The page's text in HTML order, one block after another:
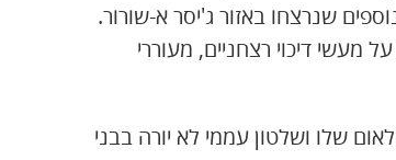
שנרצחו באזור ג'יסר א-שורור.
מעשי דיכוי רצחניים, מעוררי
שלו ושלטון עממי לא יורה בבני